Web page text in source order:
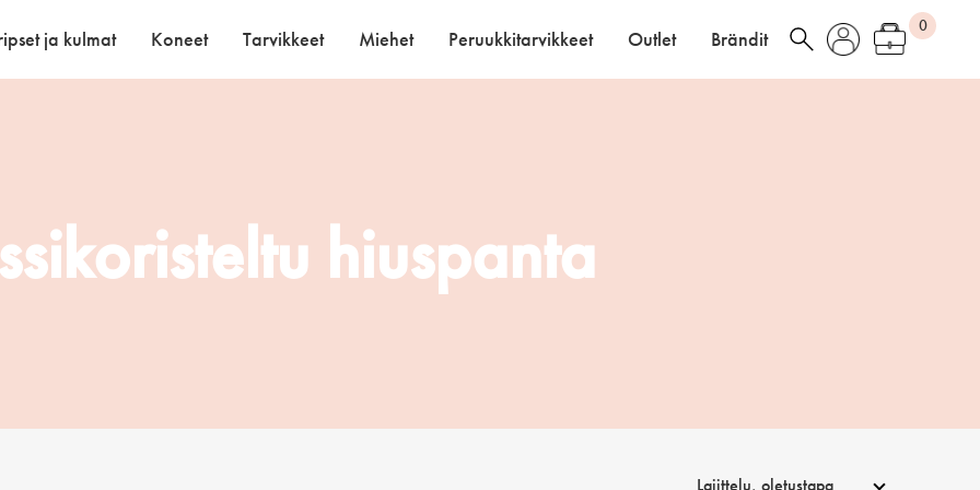
ja kulmat Koneet Tarvikkeet Miehet Peruukkitarvikkeet Outlet Brändit
0
hiuspanta